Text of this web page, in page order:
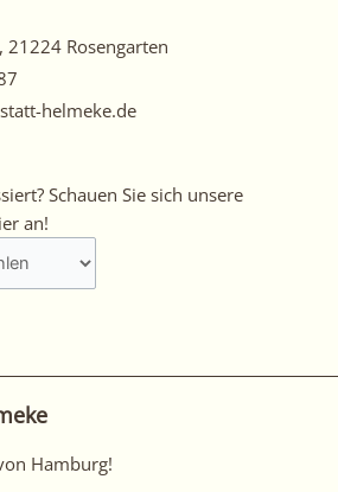
21224 Rosengarten
helmeke.de
Schauen Sie sich unsere
an!
Hamburg!